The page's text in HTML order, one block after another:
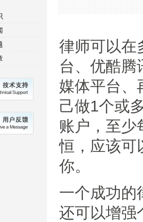
律师可以在
台、优酷腾
媒体平台、
己做1个或
账户，至少
恒，应该可
你。
一个成功的
还可以增强